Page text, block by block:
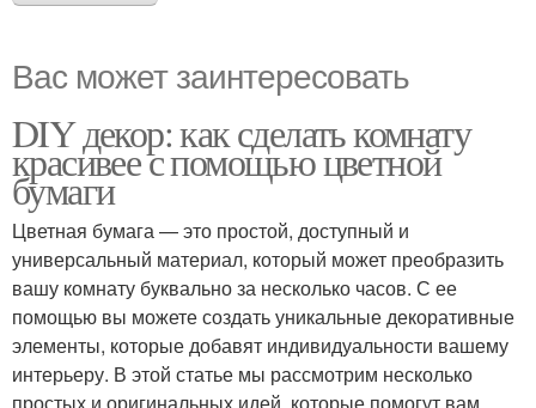
Вас может заинтересовать
DIY декор: как сделать комнату
красивее с помощью цветной
бумаги
Цветная бумага — это простой, доступный и
универсальный материал, который может преобразить
вашу комнату буквально за несколько часов. С ее
помощью вы можете создать уникальные декоративные
элементы, которые добавят индивидуальности вашему
интерьеру. В этой статье мы рассмотрим несколько